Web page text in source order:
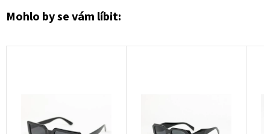
Mohlo by se vám líbit: